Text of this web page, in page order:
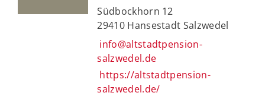
Südbockhorn 12
29410 Hansestadt Salzwedel
info@altstadtpension-
salzwedel.de
https://altstadtpension-
salzwedel.de/